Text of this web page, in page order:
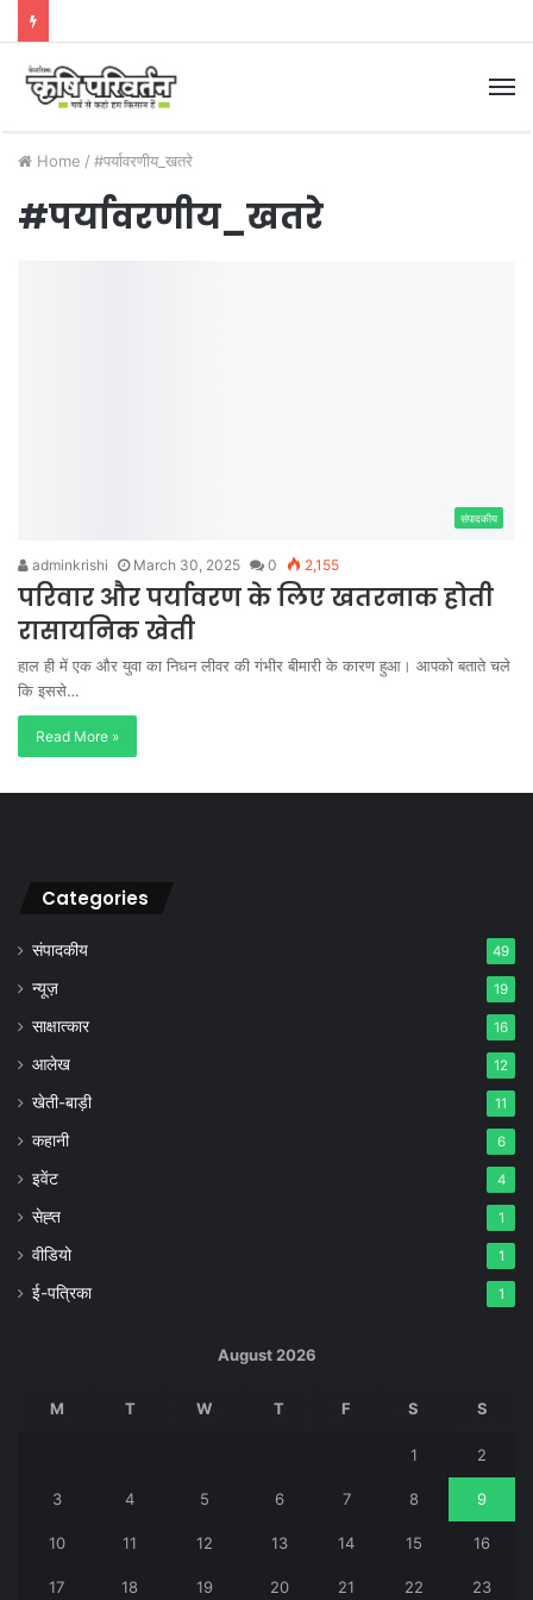
Home / #पर्यावरणीय_खतरे
#पर्यावरणीय_खतरे
संपादकीय
adminkrishi March 30, 2025 0 2,155
परिवार और पर्यावरण के लिए खतरनाक होती
रासायनिक खेती
हाल ही में एक और युवा का निधन लीवर की गंभीर बीमारी के कारण हुआ। आपको बताते चले
कि इससे…
Read More »
Categories
संपादकीय 49
न्यूज़ 19
साक्षात्कार 16
आलेख 12
खेती-बाड़ी 11
कहानी 6
इवेंट 4
सेह्त 1
वीडियो 1
ई-पत्रिका 1
August 2026
M T W T F S S
1 2
3 4 5 6 7 8 9
10 11 12 13 14 15 16
17 18 19 20 21 22 23